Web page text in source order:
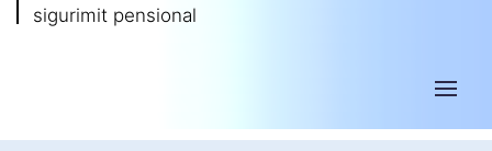
sigurimit pensional